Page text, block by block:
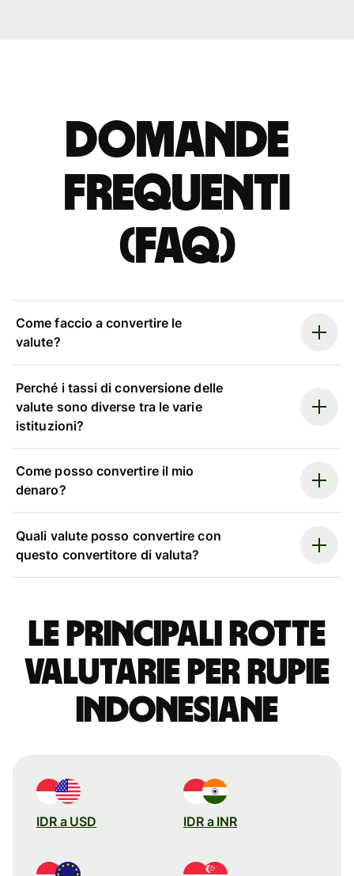
Domande
Frequenti
(FAQ)
Come faccio a convertire le
valute?
Perché i tassi di conversione delle
valute sono diverse tra le varie
istituzioni?
Come posso convertire il mio
denaro?
Quali valute posso convertire con
questo convertitore di valuta?
Le principali rotte
valutarie per rupie
indonesiane
IDR a USD IDR a INR